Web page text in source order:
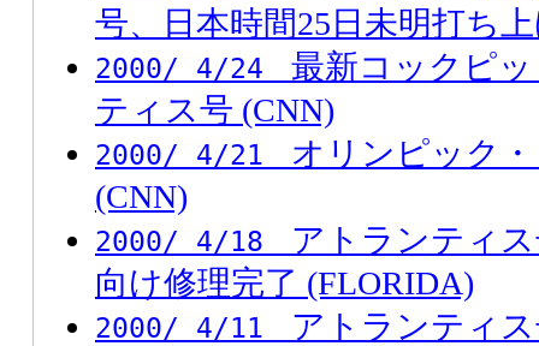
号、日本時間25日未明打ち
2000/ 4/24 最新コックピ
ティス号 (CNN)
2000/ 4/21 オリンピック
(CNN)
2000/ 4/18 アトランティ
向け修理完了 (FLORIDA)
2000/ 4/11 アトランティ